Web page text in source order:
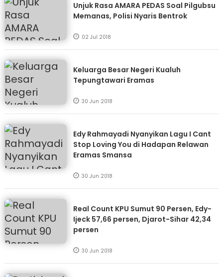
Unjuk Rasa AMARA PEDAS Soal Pilgubsu
Memanas, Polisi Nyaris Bentrok
02 Jul 2018
Keluarga Besar Negeri Kualuh
Tepungtawari Eramas
30 Jun 2018
Edy Rahmayadi Nyanyikan Lagu I Cant
Stop Loving You di Hadapan Relawan
Eramas Smansa
30 Jun 2018
Real Count KPU Sumut 90 Persen, Edy-
Ijeck 57,66 persen, Djarot-Sihar 42,34
persen
30 Jun 2018